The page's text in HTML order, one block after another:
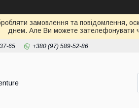
замовлення та повідомлення,
днем. Але Ви можете зателефонувати
65 +380 (97) 589-52-86